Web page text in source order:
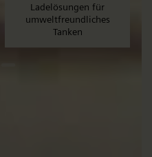
Ladelösungen für
umweltfreundliches
Tanken